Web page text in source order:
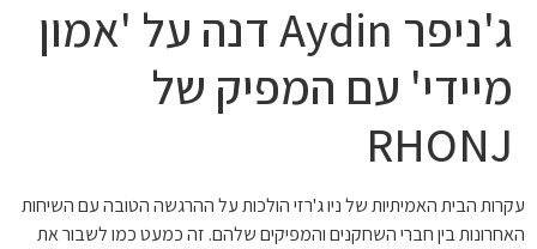
ג'ניפר Aydin דנה על 'אמון
מיידי' עם המפיק של
RHONJ
עקרות הבית האמיתיות של ניו ג'רזי הולכות על ההרגשה הטובה עם השיחות
האחרונות בין חברי השחקנים והמפיקים שלהם. זה כמעט כמו לשבור את